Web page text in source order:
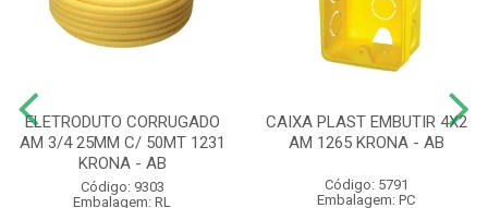
ELETRODUTO CORRUGADO
AM 3/4 25MM C/ 50MT 1231
KRONA - AB
Código: 9303
Embalagem: RL
CAIXA PLAST EMBUTIR 4X2
AM 1265 KRONA - AB
Código: 5791
Embalagem: PC